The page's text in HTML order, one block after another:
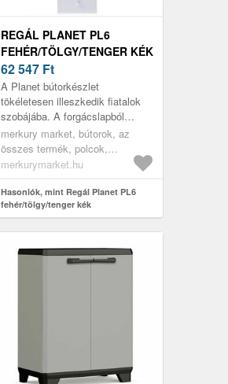
REGÁL PLANET PL6
FEHÉR/TÖLGY/TENGER KÉK
62 547 Ft
A Planet bútorkészlet
tökéletesen illeszkedik fiatalok
szobájába. A forgácslapból
készült tizenhárom bútorelemet
szilárd szerkezet és magas
funkcio...
merkury market, bútorok, az
összes termék, polcok,
könyvespolcok, polcok játékok
bútorok, vitrines szekrények,
bútor szett, gyerekszoba
merkurymarket.hu
Hasonlók, mint Regál Planet PL6
fehér/tölgy/tenger kék